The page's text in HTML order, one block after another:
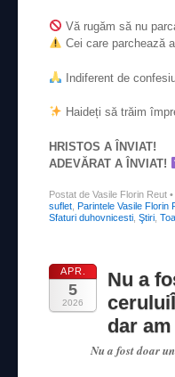
Vă rugăm să nu
Cei care parchează
Indiferent de
Haideți să trăim
HRISTOS A ÎNVIAT!
ADEVĂRAT A ÎNVIAT!
Postat de Vasile Florin Reut •
suflet Parintele Vasile Florin
Sfaturi duhovnicesti Ştiri
APR.
5
2026
Nu a
dar
Nu a fost doar